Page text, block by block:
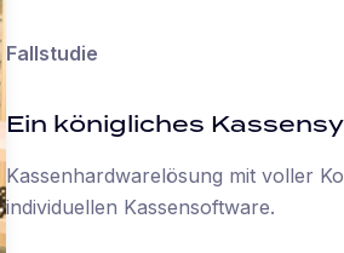
Fallstudie
Ein königliches
Kassenhardwarelösung mit voller
individuellen Kassensoftware.